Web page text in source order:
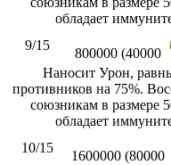
обладает
9/15
800000 (40000
Наносит Урон,
противников на 75%.
союзникам в размере
обладает
10/15
1600000 (80000